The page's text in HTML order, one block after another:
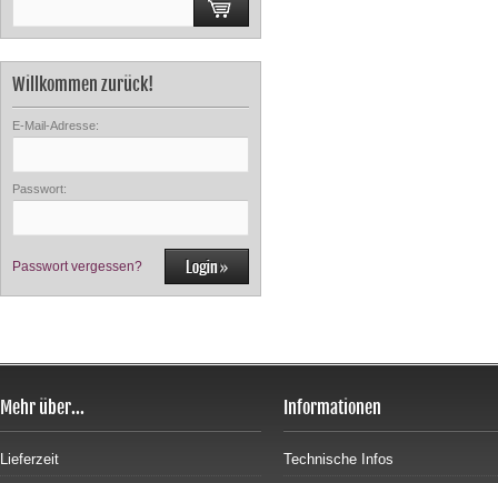
Willkommen zurück!
E-Mail-Adresse:
Passwort:
Passwort vergessen?
Mehr über...
Lieferzeit
Informationen
Technische Infos